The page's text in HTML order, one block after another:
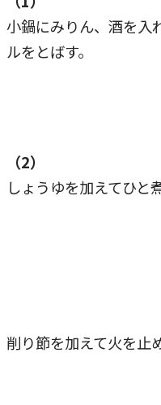
小鍋にみりん、酒を入
ルをとばす。
（2）
しょうゆを加えてひと
削り節を加えて火を止